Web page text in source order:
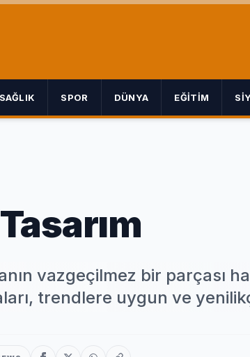
SAĞLIK SPOR DÜNYA EĞITIM
vazgeçilmez bir parçası
trendlere uygun ve